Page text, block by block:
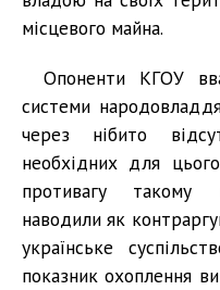
місцевого майна.
Опоненти КГОУ
системи
через нібито
необхідних для
противагу такому
наводили як
українське
показник охоплення